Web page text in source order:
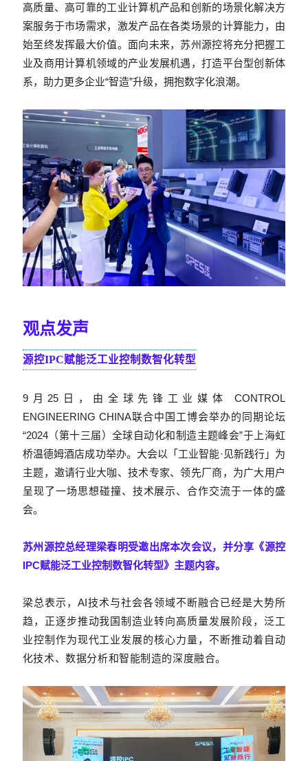
高质量、高可靠的工业计算机产品和创新的场景化解决方
案服务于市场需求，激发产品在各类场景的计算能力，由
始至终发挥最大价值。 面向未来，苏州源控将充分把握工
业及商用计算机领域的产业发展机遇， 打造平台型创新体
系，助力更多企业“智造”升级，拥抱数字化浪潮。
观点发声
源控IPC赋能泛工业控制数智化转型
9月25日，由全球先锋工业媒体 CONTROL
ENGINEERING CHINA联合中国工博会举办的同期论坛
“2024（第十三届）全球自动化和制造主题峰会”于上海虹
桥温德姆酒店成功举办。大会以「工业智能·见新践行」为
主题，邀请行业大咖、技术专家、领先厂商，为广大用户
呈现了一场思想碰撞、技术展示、合作交流于一体的盛
会。
苏州源控总经理梁春明受邀出席本次会议，并分享《源控
IPC赋能泛工业控制数智化转型》主题内容。
梁总表示，AI技术与社会各领域不断融合已经是大势所
趋，正逐步推动我国制造业转向高质量发展阶段，泛工
业控制作为现代工业发展的核心力量，不断推动着自动
化技术、数据分析和智能制造的深度融合。